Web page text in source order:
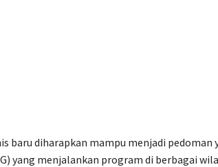
baru diharapkan mampu menjadi
yang menjalankan program di berbagai